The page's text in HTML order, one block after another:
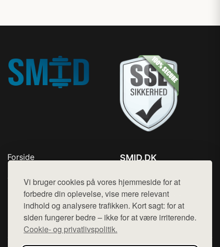
Vi bruger cookies på vores hjemmeside for at
forbedre din oplevelse, vise mere relevant
indhold og analysere trafikken. Kort sagt: for at
siden fungerer bedre – ikke for at være irriterende.
Cookie- og privatlivspolitik.
Forside
Top Rabatter
Kontakt
SMID.DK
Mail: hej@want.dk
Cookie- og privatlivspolitik